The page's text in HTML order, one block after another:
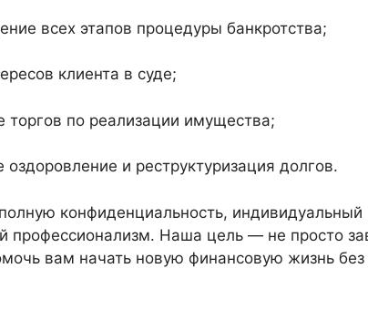
всех этапов процедуры банкротства;
клиента в суде;
торгов по реализации имущества;
оздоровление и реструктуризация долгов.
конфиденциальность,
профессионализм. Наша цель — не просто
вам начать новую финансовую жизнь